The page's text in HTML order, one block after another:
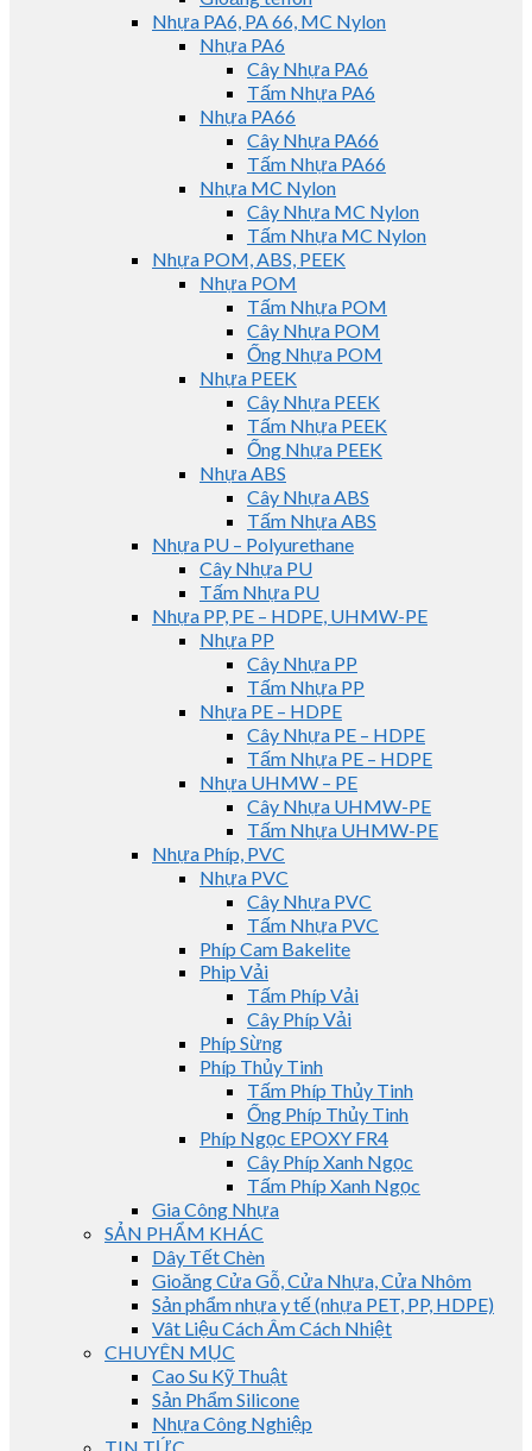
Nhựa PA6, PA 66, MC Nylon
Nhựa PA6
Cây Nhựa PA6
Tấm Nhựa PA6
Nhựa PA66
Cây Nhựa PA66
Tấm Nhựa PA66
Nhựa MC Nylon
Cây Nhựa MC Nylon
Tấm Nhựa MC Nylon
Nhựa POM, ABS, PEEK
Nhựa POM
Tấm Nhựa POM
Cây Nhựa POM
Ống Nhựa POM
Nhựa PEEK
Cây Nhựa PEEK
Tấm Nhựa PEEK
Ống Nhựa PEEK
Nhựa ABS
Cây Nhựa ABS
Tấm Nhựa ABS
Nhựa PU – Polyurethane
Cây Nhựa PU
Tấm Nhựa PU
Nhựa PP, PE – HDPE, UHMW-PE
Nhựa PP
Cây Nhựa PP
Tấm Nhựa PP
Nhựa PE – HDPE
Cây Nhựa PE – HDPE
Tấm Nhựa PE – HDPE
Nhựa UHMW – PE
Cây Nhựa UHMW-PE
Tấm Nhựa UHMW-PE
Nhựa Phíp, PVC
Nhựa PVC
Cây Nhựa PVC
Tấm Nhựa PVC
Phíp Cam Bakelite
Phip Vải
Tấm Phíp Vải
Cây Phíp Vải
Phíp Sừng
Phíp Thủy Tinh
Tấm Phíp Thủy Tinh
Ống Phíp Thủy Tinh
Phíp Ngọc EPOXY FR4
Cây Phíp Xanh Ngọc
Tấm Phíp Xanh Ngọc
Gia Công Nhựa
SẢN PHẨM KHÁC
Dây Tết Chèn
Gioăng Cửa Gỗ, Cửa Nhựa, Cửa Nhôm
Sản phẩm nhựa y tế (nhựa PET, PP, HDPE)
Vât Liệu Cách Âm Cách Nhiệt
CHUYÊN MỤC
Cao Su Kỹ Thuật
Sản Phẩm Silicone
Nhựa Công Nghiệp